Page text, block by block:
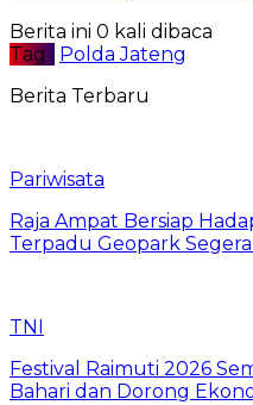
Berita ini 0 kali dibaca
Tag : Polda Jateng
Berita Terbaru
Pariwisata
Raja Ampat Bersiap
Terpadu Geopark
TNI
Festival Raimuti 2026
Bahari dan Dorong